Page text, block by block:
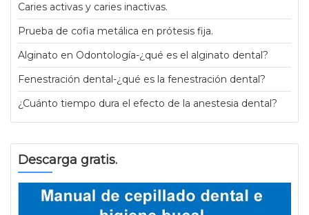
Caries activas y caries inactivas.
Prueba de cofia metálica en prótesis fija.
Alginato en Odontología-¿qué es el alginato dental?
Fenestración dental-¿qué es la fenestración dental?
¿Cuánto tiempo dura el efecto de la anestesia dental?
Descarga gratis.